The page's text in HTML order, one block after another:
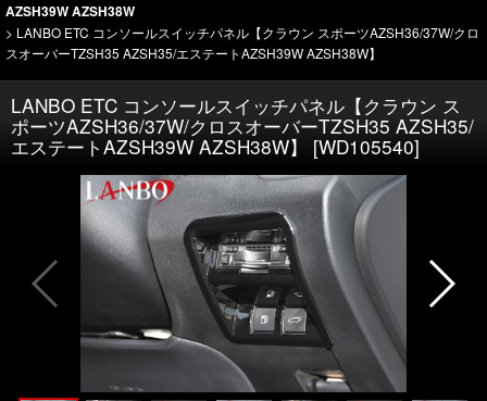
AZSH39W AZSH38W
> LANBO ETC コンソールスイッチパネル【クラウン スポーツAZSH36/37W/クロ
スオーバーTZSH35 AZSH35/エステートAZSH39W AZSH38W】
LANBO ETC コンソールスイッチパネル【クラウン ス
ポーツAZSH36/37W/クロスオーバーTZSH35 AZSH35/
エステートAZSH39W AZSH38W】 [WD105540]